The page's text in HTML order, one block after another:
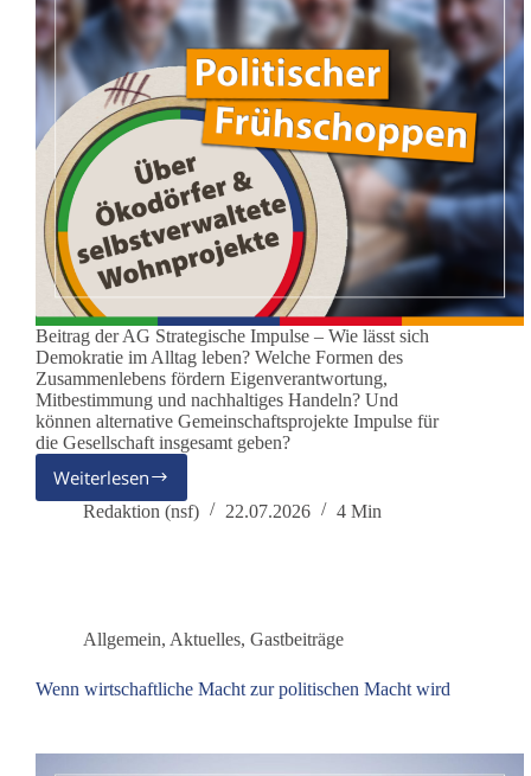
Beitrag der AG Strategische Impulse – Wie lässt sich
Demokratie im Alltag leben? Welche Formen des
Zusammenlebens fördern Eigenverantwortung,
Mitbestimmung und nachhaltiges Handeln? Und
können alternative Gemeinschaftsprojekte Impulse für
die Gesellschaft insgesamt geben?
Weiterlesen
Lernorte
für
Redaktion (nsf) 22.07.2026 4 Min
Allgemein, Aktuelles, Gastbeiträge
Wenn wirtschaftliche Macht zur politischen Macht wird